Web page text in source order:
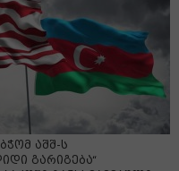
აშშ-ს
გარიგება“